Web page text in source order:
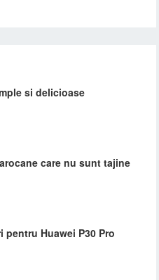
si delicioase
care nu sunt tajine
Huawei P30 Pro